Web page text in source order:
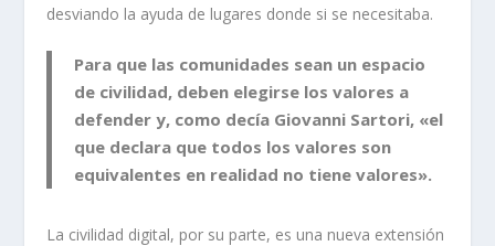
desviando la ayuda de lugares donde si se necesitaba.
Para que las comunidades sean un espacio
de civilidad, deben elegirse los valores a
defender y, como decía Giovanni Sartori, «el
que declara que todos los valores son
equivalentes en realidad no tiene valores».
La civilidad digital, por su parte, es una nueva extensión